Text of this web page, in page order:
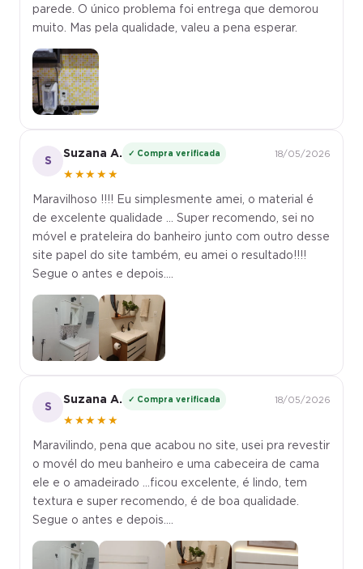
parede. O único problema foi entrega que demorou
muito. Mas pela qualidade, valeu a pena esperar.
S
Suzana A. ✓ Compra verificada
★★★★★
18/05/2026
Maravilhoso !!!! Eu simplesmente amei, o material é
de excelente qualidade ... Super recomendo, sei no
móvel e prateleira do banheiro junto com outro desse
site papel do site também, eu amei o resultado!!!!
Segue o antes e depois....
S
Suzana A. ✓ Compra verificada
★★★★★
18/05/2026
Maravilindo, pena que acabou no site, usei pra revestir
o movél do meu banheiro e uma cabeceira de cama
ele e o amadeirado ...ficou excelente, é lindo, tem
textura e super recomendo, é de boa qualidade.
Segue o antes e depois....